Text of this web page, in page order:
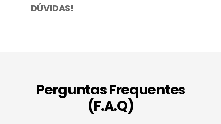
DÚVIDAS!
Perguntas Frequentes
(F.A.Q)